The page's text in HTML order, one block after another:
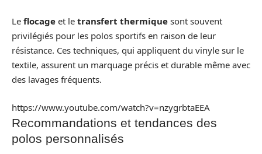
Le flocage et le transfert thermique sont souvent
privilégiés pour les polos sportifs en raison de leur
résistance. Ces techniques, qui appliquent du vinyle sur le
textile, assurent un marquage précis et durable même avec
des lavages fréquents.
https://www.youtube.com/watch?v=nzygrbtaEEA
Recommandations et tendances des
polos personnalisés